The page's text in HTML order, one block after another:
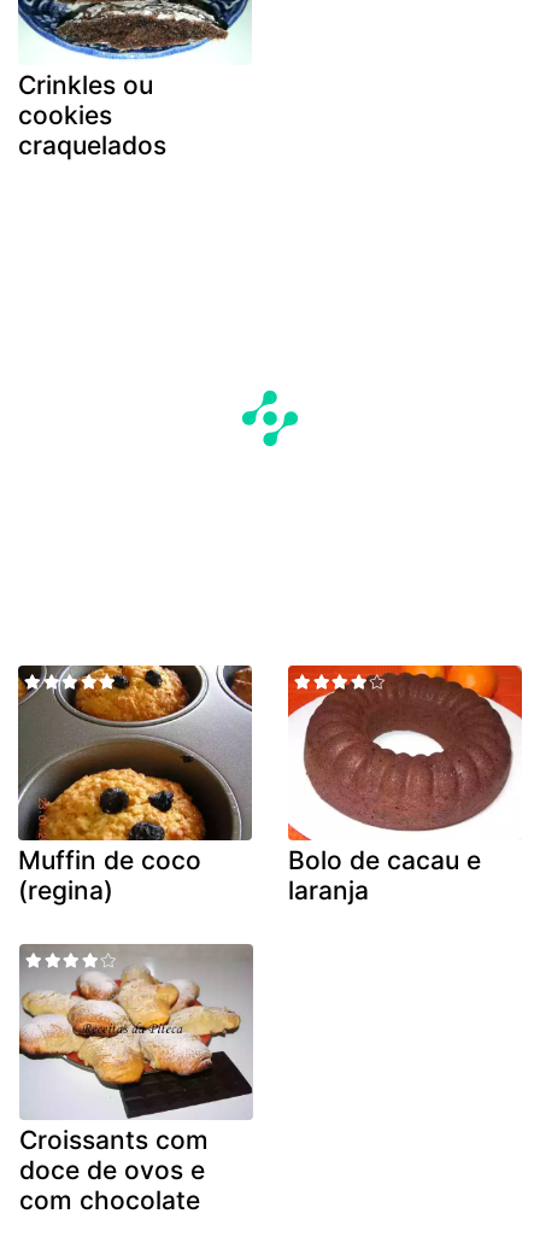
Crinkles ou
cookies
craquelados
Muffin de coco
(regina)
Bolo de cacau e
laranja
Croissants com
doce de ovos e
com chocolate